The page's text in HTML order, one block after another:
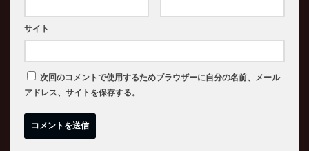
サイト
次回のコメントで使用するためブラウザーに自分の名前、メール
アドレス、サイトを保存する。